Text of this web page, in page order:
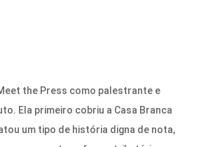
the Press como palestrante e
Ela primeiro cobriu a Casa Branca
um tipo de história digna de nota,